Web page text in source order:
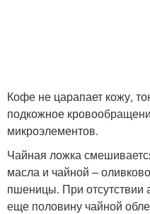
Кофе не царапает кожу,
подкожное
микроэлементов.
Чайная ложка
масла и чайной –
пшеницы. При отсутствии
еще половину чайной